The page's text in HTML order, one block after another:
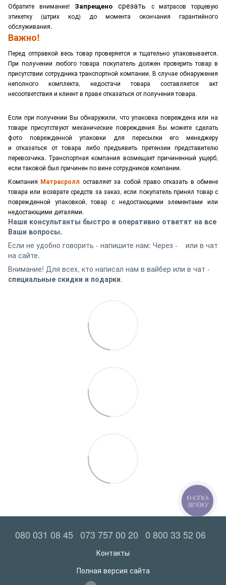
Обратите внимание! Запрещено срезать
с матрасов торцевую
этикетку (штрих код) до момента окончания гарантийного
обслуживания.
Важно!
Перед отправкой весь товар проверяется и тщательно упаковывается.
При получении любого товара покупатель должен проверить товар в
присутствии сотрудника транспортной компании. В случае обнаружения
неполного комплекта, недостачи товара составляется акт
несоответствия и клиент в праве отказаться от получения товара.
Если при получении Вы обнаружили, что упаковка повреждена или на
товаре присутствуют механические повреждения Вы можете сделать
фото поврежденной упаковки для пересылки его менеджеру
и отказаться от товара либо предъявить претензии представителю
перевозчика. Транспортная компания возмещает причиненный ущерб,
если таковой был причинен по вине сотрудников компании.
Компания Матрасролл оставляет за собой право отказать в обмене
товара или возврате средств за заказ, если покупатель принял товар с
поврежденной упаковкой, товар с недостающими элементами или
недостающими деталями.
Наши консультанты быстро и оперативно ответят на все
Ваши вопросы.
Если не удобно говорить - напишите нам: Через -
или в чат
на сайте.
Внимание! Для всех, кто написал нам в вайбер или в чат -
специальные скидки и подарки.
080 031 08 45 073 757 00 20 0 800 33 52 06
Контакты
Полная версия сайта
КНОПКА
ЗВ'ЯЗКУ